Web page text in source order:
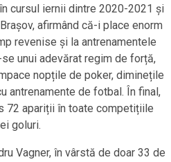
cursul iernii dintre 2020-2021 și
afirmând că-i place enorm
revenise și la antrenamentele
unui adevărat regim de forță,
nopțile de poker, diminețile
antrenamente de fotbal. În final,
72 apariții în toate competițiile
goluri.
Vagner, în vârstă de doar 33 de